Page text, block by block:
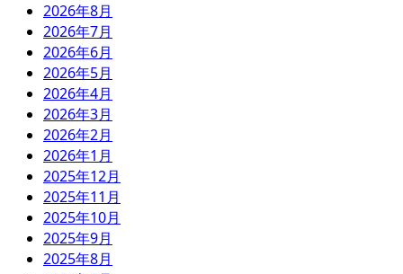
2026年8月
2026年7月
2026年6月
2026年5月
2026年4月
2026年3月
2026年2月
2026年1月
2025年12月
2025年11月
2025年10月
2025年9月
2025年8月